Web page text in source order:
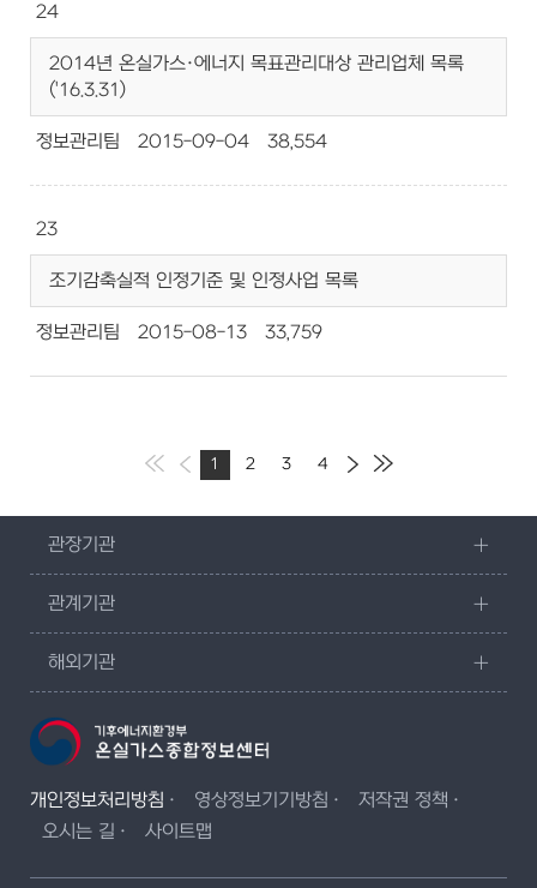
24
2014년 온실가스·에너지 목표관리대상 관리업체 목록
('16.3.31)
정보관리팀 2015-09-04 38,554
23
조기감축실적 인정기준 및 인정사업 목록
정보관리팀 2015-08-13 33,759
1 2 3 4
관장기관
관계기관
해외기관
개인정보처리방침 영상정보기기방침
저작권 정책
오시는 길
사이트맵